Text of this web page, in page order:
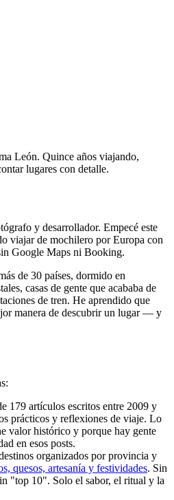
León. Quince años viajando,
lugares con detalle.
y desarrollador. Empecé este
viajar de mochilero por Europa con
Google Maps ni Booking.
de 30 países, dormido en
casas de gente que acababa de
de tren. He aprendido que
manera de descubrir un lugar — y
179 artículos escritos entre 2009 y
prácticos y reflexiones de viaje. Lo
valor histórico y porque hay gente
en esos posts.
organizados por provincia y
quesos, artesanía y festividades. Sin
"top 10". Solo el sabor, el ritual y la